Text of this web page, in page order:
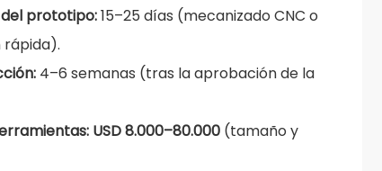
prototipo:15–25 días (mecanizado CNC o
rápida).
4–6 semanas (tras la aprobación de la
USD 8.000–80.000 (tamaño y